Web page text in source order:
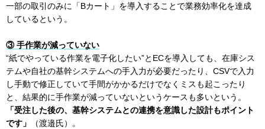
一部の取引のみに「Bカート」を導入することで業務効率化を達成
しているという。
③ 手作業が減っていない
“紙でやっている作業を電子化したい”とECを導入しても、在庫シス
テムや自社の基幹システムへの手入力が必要だったり、CSVで入力
し手動で修正していて手間がかかるだけでなくミスも起こったり
と、結果的に手作業が減っていないというケースも多いという。
「受注した後の、基幹システムとの連携を意識した設計もポイント
です」
（渡邉氏）。